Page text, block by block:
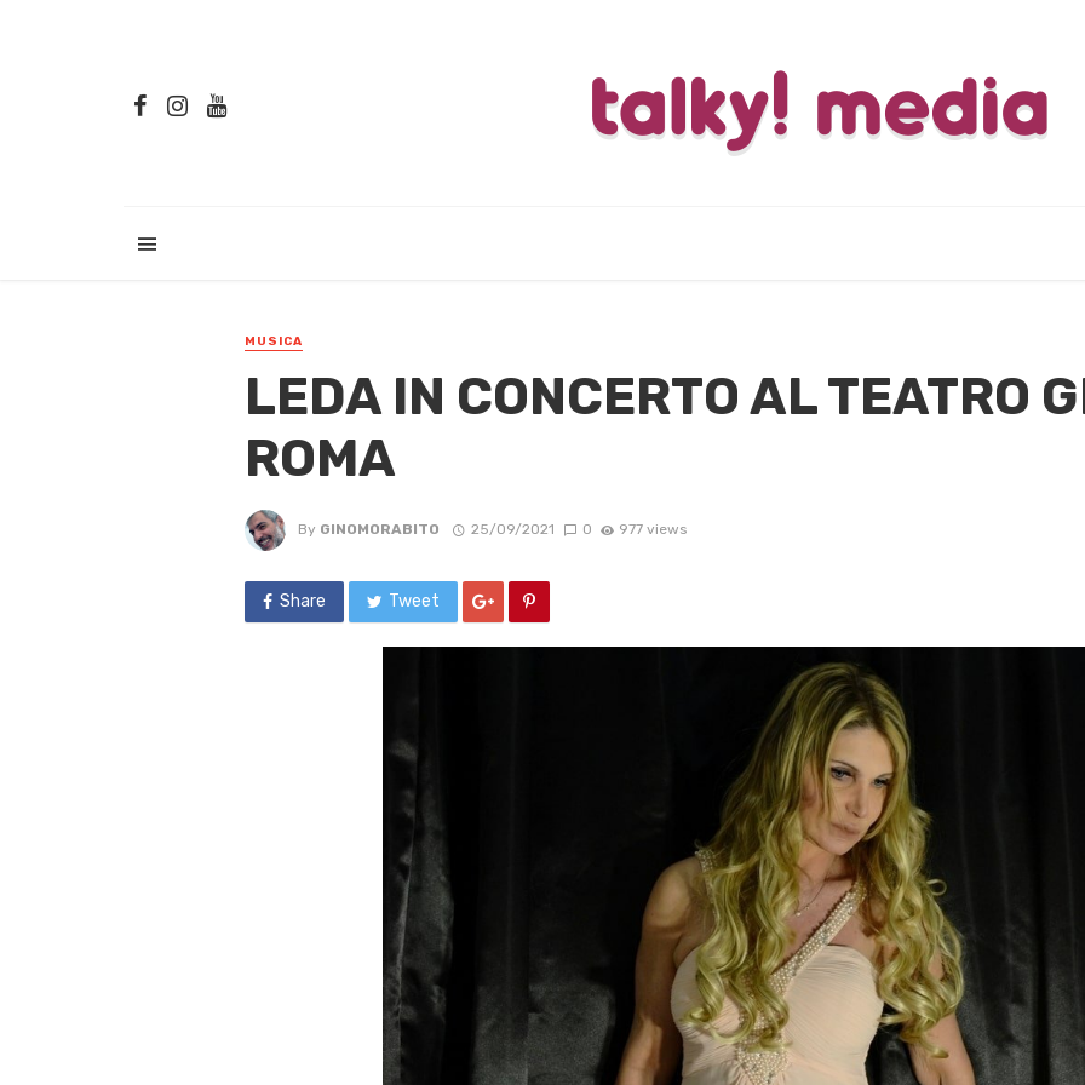
MUSICA
LEDA IN CONCERTO AL TEATRO
ROMA
By GINOMORABITO 25/09/2021 0 977 views
Share Tweet